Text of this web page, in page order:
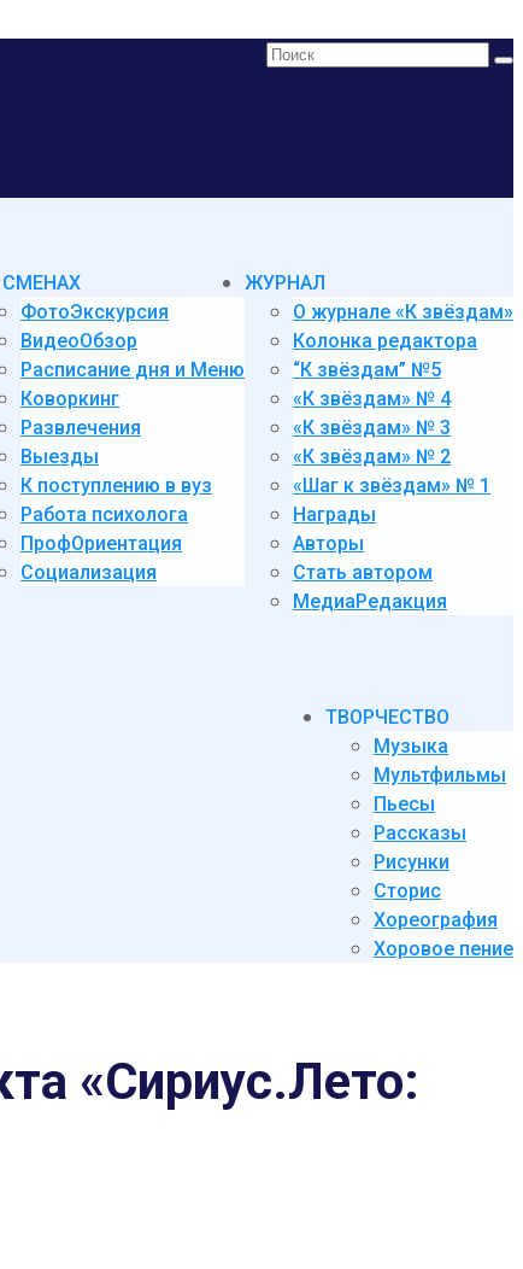
Поиск:
СМЕНАХ
ФотоЭкскурсия
ВидеоОбзор
Расписание дня и Меню
Коворкинг
Развлечения
Выезды
К поступлению в вуз
Работа психолога
ПрофОриентация
Социализация
ЖУРНАЛ
О журнале «К звёздам»
Колонка редактора
“К звёздам” №5
«К звёздам» № 4
«К звёздам» № 3
«К звёздам» № 2
«Шаг к звёздам» № 1
Награды
Авторы
Стать автором
МедиаРедакция
ТВОРЧЕСТВО
Музыка
Мультфильмы
Пьесы
Рассказы
Рисунки
Сторис
Хореография
Хоровое пение
«Сириус.Лето: